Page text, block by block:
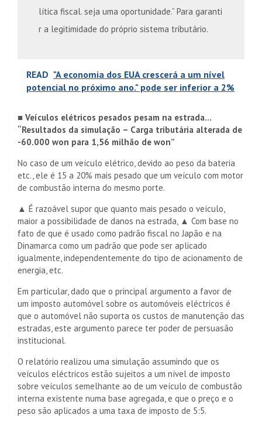
lítica fiscal. seja uma oportunidade.” Para garanti
r a legitimidade do próprio sistema tributário.
READ "A economia dos EUA crescerá a um nível
potencial no próximo ano." pode ser inferior a 2%
■ Veículos elétricos pesados ​​pesam na estrada…
“Resultados da simulação – Carga tributária alterada de
-60.000 won para 1,56 milhão de won”
No caso de um veículo elétrico, devido ao peso da bateria
etc., ele é 15 a 20% mais pesado que um veículo com motor
de combustão interna do mesmo porte.
▲ É razoável supor que quanto mais pesado o veículo,
maior a possibilidade de danos na estrada, ▲ Com base no
fato de que é usado como padrão fiscal no Japão e na
Dinamarca como um padrão que pode ser aplicado
igualmente, independentemente do tipo de acionamento de
energia, etc.
Em particular, dado que o principal argumento a favor de
um imposto automóvel sobre os automóveis eléctricos é
que o automóvel não suporta os custos de manutenção das
estradas, este argumento parece ter poder de persuasão
institucional.
O relatório realizou uma simulação assumindo que os
veículos eléctricos estão sujeitos a um nível de imposto
sobre veículos semelhante ao de um veículo de combustão
interna existente numa base agregada, e que o preço e o
peso são aplicados a uma taxa de imposto de 5:5.